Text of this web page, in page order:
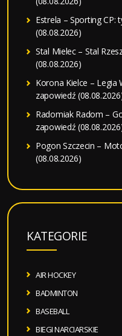
Estrela – Sporting CP:
(08.08.2026)
Stal Mielec – Stal
(08.08.2026)
Korona Kielce – Legia
zapowiedź
Radomiak Radom –
zapowiedź
Pogon Szczecin –
(08.08.2026)
KATEGORIE
AIR HOCKEY
BADMINTON
BASEBALL
BIEGI NARCIARSKIE